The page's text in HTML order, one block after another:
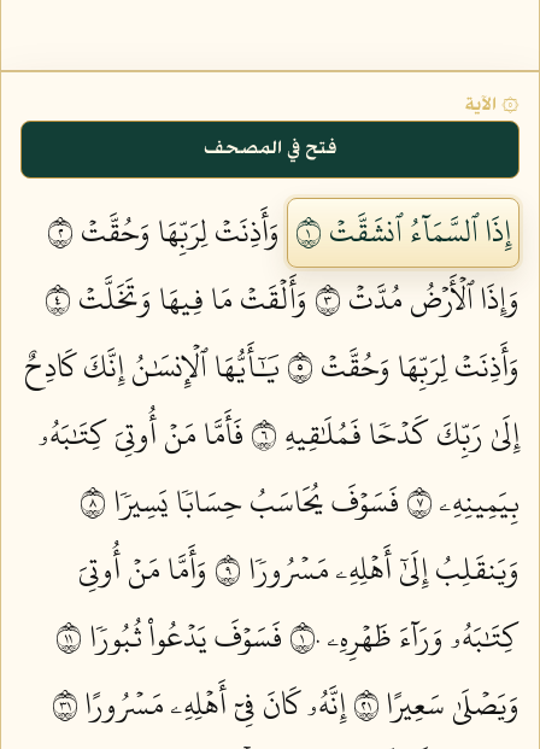
۞ الآية
فتح في المصحف
إِذَا ٱلسَّمَآءُ ٱنشَقَّتۡ ١
وَأَذِنَتۡ لِرَبِّهَا وَحُقَّتۡ ٢
وَإِذَا ٱلۡأَرۡضُ مُدَّتۡ ٣
وَأَلۡقَتۡ مَا فِيهَا وَتَخَلَّتۡ ٤
وَأَذِنَتۡ لِرَبِّهَا وَحُقَّتۡ ٥
يَٰٓأَيُّهَا ٱلۡإِنسَٰنُ إِنَّكَ كَادِحٌ
إِلَىٰ رَبِّكَ كَدۡحٗا فَمُلَٰقِيهِ ٦
فَأَمَّا مَنۡ أُوتِيَ كِتَٰبَهُۥ
بِيَمِينِهِۦ ٧
فَسَوۡفَ يُحَاسَبُ حِسَابٗا يَسِيرٗا ٨
وَيَنقَلِبُ إِلَىٰٓ أَهۡلِهِۦ مَسۡرُورٗا ٩
وَأَمَّا مَنۡ أُوتِيَ
كِتَٰبَهُۥ وَرَآءَ ظَهۡرِهِۦ ١٠
فَسَوۡفَ يَدۡعُواْ ثُبُورٗا ١١
وَيَصۡلَىٰ سَعِيرًا ١٢
إِنَّهُۥ كَانَ فِيٓ أَهۡلِهِۦ مَسۡرُورًا ١٣